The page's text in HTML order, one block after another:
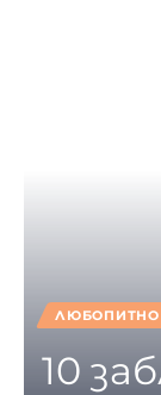
ЛЮБОПИТНО
10